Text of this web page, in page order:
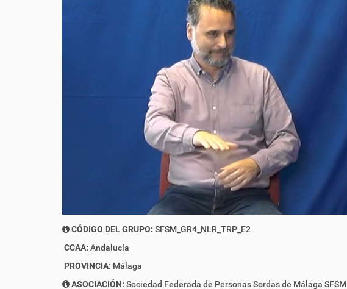
CÓDIGO DEL GRUPO: SFSM_GR4_NLR_TRP_E2
CCAA: Andalucía
PROVINCIA: Málaga
ASOCIACIÓN: Sociedad Federada de Personas Sordas de Málaga SFSM